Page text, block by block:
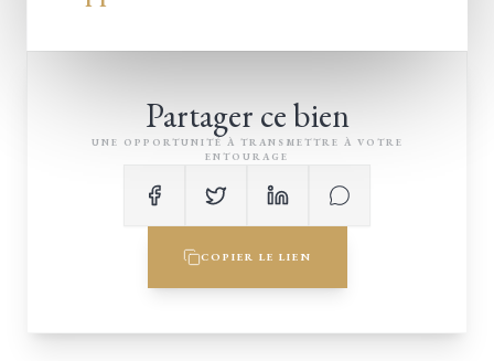
Partager ce bien
UNE OPPORTUNITÉ À TRANSMETTRE À VOTRE
ENTOURAGE
COPIER LE LIEN